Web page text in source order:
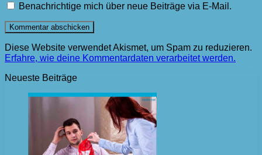
Benachrichtige mich über neue Beiträge via E-Mail.
Diese Website verwendet Akismet, um Spam zu reduzieren.
Erfahre, wie deine Kommentardaten verarbeitet werden.
Neueste Beiträge